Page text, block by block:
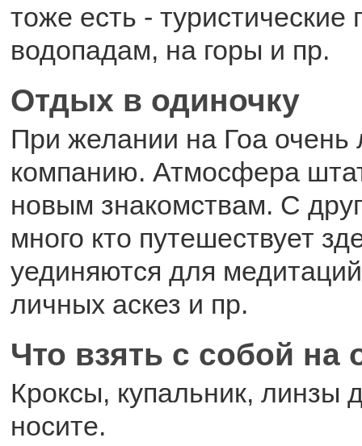
тоже есть - туристические
водопадам, на горы и пр.
Отдых в одиночку
При желании на Гоа очень
компанию. Атмосфера
новым знакомствам. С
много кто путешествует
уединяются для
личных аскез и пр.
Что взять с собой на
Кроксы, купальник, линзы
носите.